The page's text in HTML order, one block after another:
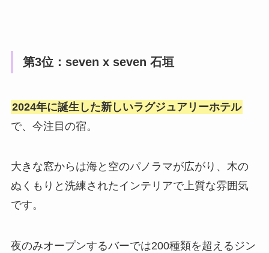
第3位：seven x seven 石垣
2024年に誕生した新しいラグジュアリーホテル
で、今注目の宿。
大きな窓からは海と空のパノラマが広がり、木の
ぬくもりと洗練されたインテリアで上質な雰囲気
です。
夜のみオープンするバーでは200種類を超えるジン